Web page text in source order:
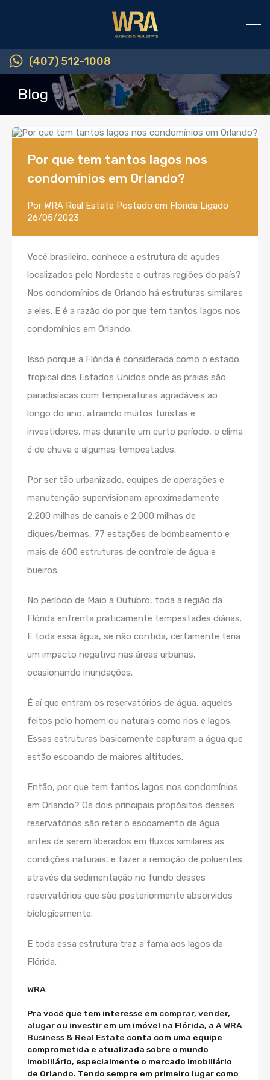
(407) 512-1008
Blog
Por que tem tantos lagos nos
condomínios em Orlando?
Por WRA Real Estate Postado em Florida Ligado
26/05/2023
Você brasileiro, conhece a estrutura de açudes
localizados pelo Nordeste e outras regiões do país?
Nos condomínios de Orlando há estruturas similares
a eles. E é a razão do por que tem tantos lagos nos
condomínios em Orlando.
Isso porque a Flórida é considerada como o estado
tropical dos Estados Unidos onde as praias são
paradisíacas com temperaturas agradáveis ao
longo do ano, atraindo muitos turistas e
investidores, mas durante um curto período, o clima
é de chuva e algumas tempestades.
Por ser tão urbanizado, equipes de operações e
manutenção supervisionam aproximadamente
2.200 milhas de canais e 2.000 milhas de
diques/bermas, 77 estações de bombeamento e
mais de 600 estruturas de controle de água e
bueiros.
No período de Maio a Outubro, toda a região da
Flórida enfrenta praticamente tempestades diárias.
E toda essa água, se não contida, certamente teria
um impacto negativo nas áreas urbanas,
ocasionando inundações.
É aí que entram os reservatórios de água, aqueles
feitos pelo homem ou naturais como rios e lagos.
Essas estruturas basicamente capturam a água que
estão escoando de maiores altitudes.
Então, por que tem tantos lagos nos condomínios
em Orlando? Os dois principais propósitos desses
reservatórios são reter o escoamento de água
antes de serem liberados em fluxos similares as
condições naturais, e fazer a remoção de poluentes
através da sedimentação no fundo desses
reservatórios que são posteriormente absorvidos
biologicamente.
E toda essa estrutura traz a fama aos lagos da
Flórida.
WRA
Pra você que tem interesse em comprar, vender,
alugar ou investir em um imóvel na Flórida, a A WRA
Business & Real Estate conta com uma equipe
comprometida e atualizada sobre o mundo
imobiliário, especialmente o mercado imobiliário
de Orlando. Tendo sempre em primeiro lugar como